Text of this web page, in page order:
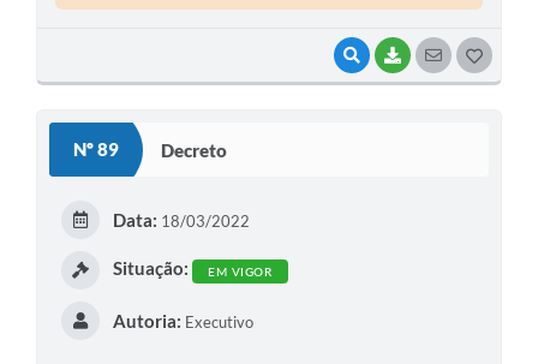
VISUALIZAR
BAIXARSEGUIR
Nº 89 Decreto
Data: 18/03/2022
Situação: EM VIGOR
Autoria: Executivo